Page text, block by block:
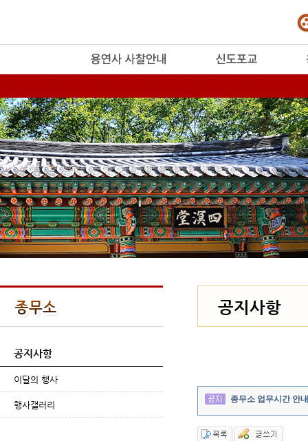
공지사항
이달의 행사
행사갤러리
공지사항
종무소 업무시간 안내